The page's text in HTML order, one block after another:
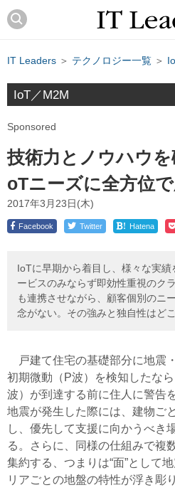
IT Leaders ＞ テクノロジー一覧 ＞
IoT／M2M
Sponsored
技術力とノウハウ
oTニーズに全方位
2017年3月23日(木)
Facebook Twitter ! Hatena
IoTに早期から着目し、様々な実
ービスのみならず即効性重視のク
も連携させながら、顧客個別のニ
念がない。その強みと独自性はど
戸建て住宅の基礎部分に地震
初期微動（P波）を検知したな
波）が到達する前に住人に警告
地震が発生した際には、建物ご
し、優先して支援に向かうべき
る。さらに、同様の仕組みで複
集約する、つまりは“面”として
リアごとの地盤の特性が浮き彫